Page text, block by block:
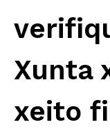
Xunta
xeito